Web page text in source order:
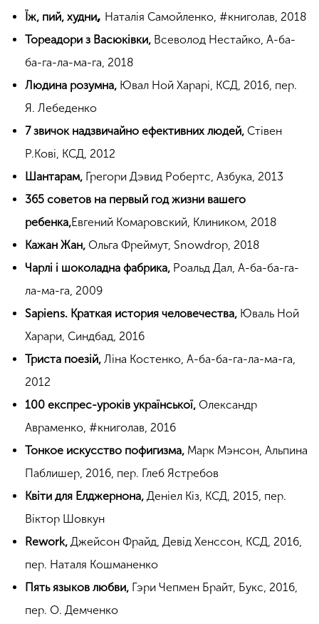
Їж, пий, худни, Наталія Самойленко, #книголав, 2018
Тореадори з Васюківки, Всеволод Нестайко, А-ба-
ба-га-ла-ма-га, 2018
Людина розумна, Ювал Ной Харарі, КСД, 2016, пер.
Я. Лебеденко
7 звичок надзвичайно ефективних людей, Стівен
Р.Кові, КСД, 2012
Шантарам, Грегори Дэвид Робертс, Азбука, 2013
365 советов на первый год жизни вашего
ребенка,Евгений Комаровский, Клиником, 2018
Кажан Жан, Ольга Фреймут, Snowdrop, 2018
Чарлі і шоколадна фабрика, Роальд Дал, А-ба-ба-га-
ла-ма-га, 2009
Sapiens. Краткая история человечества, Юваль Ной
Харари, Синдбад, 2016
Триста поезій, Ліна Костенко, А-ба-ба-га-ла-ма-га,
2012
100 експрес-уроків української, Олександр
Авраменко, #книголав, 2016
Тонкое искусство пофигизма, Марк Мэнсон, Альпина
Паблишер, 2016, пер. Глеб Ястребов
Квіти для Елджернона, Деніел Кіз, КСД, 2015, пер.
Віктор Шовкун
Rework, Джейсон Фрайд, Девід Хенссон, КСД, 2016,
пер. Наталя Кошманенко
Пять языков любви, Гэри Чепмен Брайт, Букс, 2016,
пер. О. Демченко